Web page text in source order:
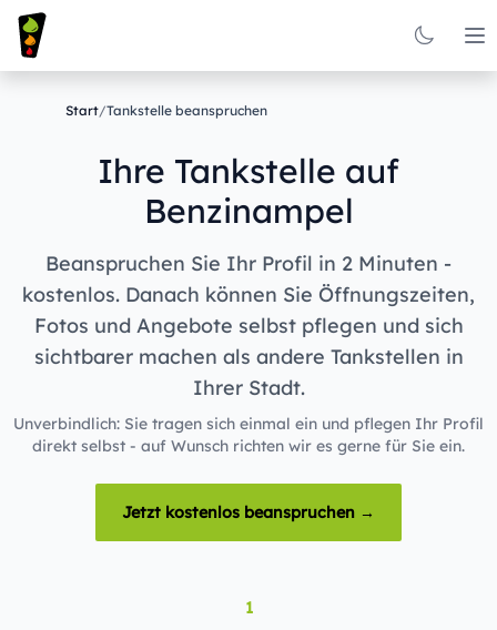
Start/Tankstelle beanspruchen
Ihre Tankstelle auf
Benzinampel
Beanspruchen Sie Ihr Profil in 2 Minuten -
kostenlos. Danach können Sie Öffnungszeiten,
Fotos und Angebote selbst pflegen und sich
sichtbarer machen als andere Tankstellen in
Ihrer Stadt.
Unverbindlich: Sie tragen sich einmal ein und pflegen Ihr Profil
direkt selbst - auf Wunsch richten wir es gerne für Sie ein.
Jetzt kostenlos beanspruchen →
1